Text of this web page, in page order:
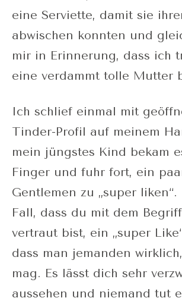
eine Serviette, damit sie
abwischen konnten und
mir in Erinnerung, dass ich
eine verdammt tolle Mutter
Ich schlief einmal mit
Tinder-Profil auf meinem
mein jüngstes Kind bekam
Finger und fuhr fort, ein
Gentlemen zu „super
Fall, dass du mit dem
vertraut bist, ein „super
dass man jemanden
mag. Es lässt dich sehr
aussehen und niemand tut